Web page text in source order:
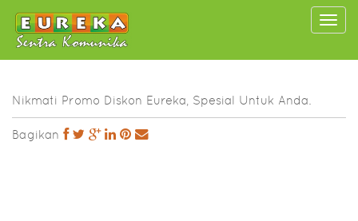
Nikmati Promo Diskon Eureka, Spesial Untuk Anda.
Bagikan